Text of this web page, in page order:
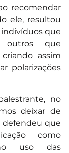
recomendar
ele, resultou
indivíduos que
que
assim
polarizações
no
deixar de
defendeu que
como
uso das